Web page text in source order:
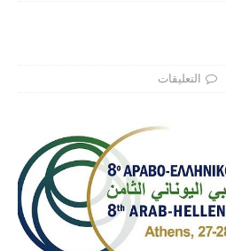
التعليقات